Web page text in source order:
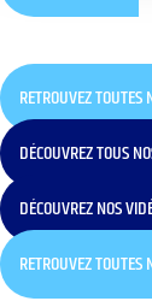
RETROUVEZ TOUTES
DÉCOUVREZ TOUS
DÉCOUVREZ NOS
RETROUVEZ TOUTES